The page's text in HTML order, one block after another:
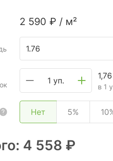
2 590 ₽ / м²
1 уп.
1,76
в 1
Нет 5%
4 558 ₽